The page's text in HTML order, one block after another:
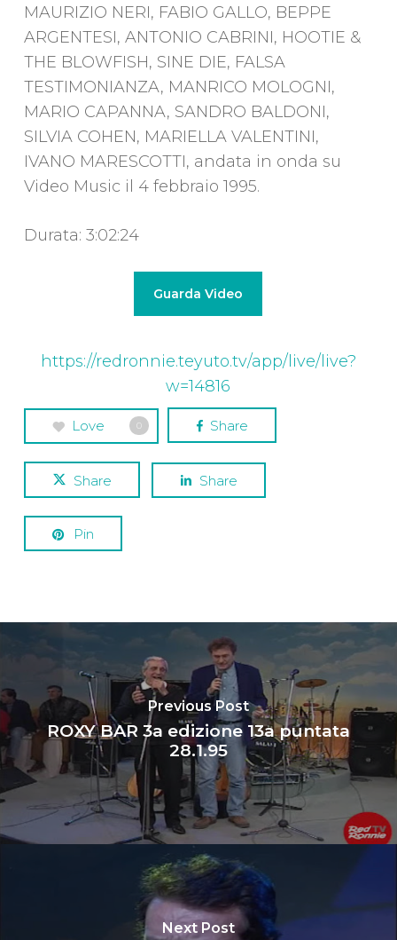
MAURIZIO NERI, FABIO GALLO, BEPPE
ARGENTESI, ANTONIO CABRINI, HOOTIE &
THE BLOWFISH, SINE DIE, FALSA
TESTIMONIANZA, MANRICO MOLOGNI,
MARIO CAPANNA, SANDRO BALDONI,
SILVIA COHEN, MARIELLA VALENTINI,
IVANO MARESCOTTI, andata in onda su
Video Music il 4 febbraio 1995.
Durata: 3:02:24
Guarda Video
https://redronnie.teyuto.tv/app/live/live?
w=14816
Love 0 Share
Share Share
Pin
Previous Post
ROXY BAR 3a edizione 13a puntata
28.1.95
Next Post